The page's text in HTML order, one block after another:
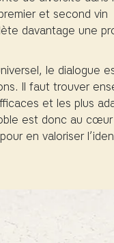
et second vin
davantage une
le dialogue
Il faut trouver
et les plus
est donc au
en valoriser